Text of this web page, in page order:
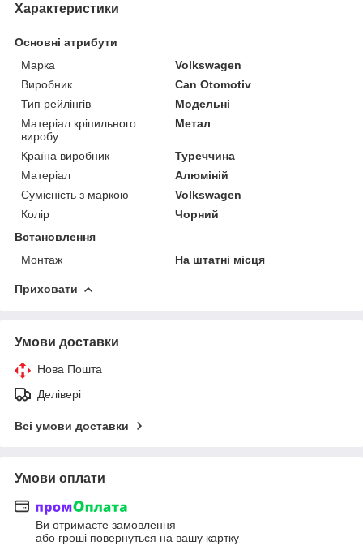
Характеристики
Основні атрибути
Марка
Volkswagen
Виробник
Can Otomotiv
Тип рейлінгів
Модельні
Матеріал кріпильного
виробу
Метал
Країна виробник
Туреччина
Матеріал
Алюміній
Сумісність з маркою
Volkswagen
Колір
Чорний
Встановлення
Монтаж
На штатні місця
Приховати
Умови доставки
Нова Пошта
Делівері
Всі умови доставки
Умови оплати
Ви отримаєте замовлення
або гроші повернуться на вашу картку